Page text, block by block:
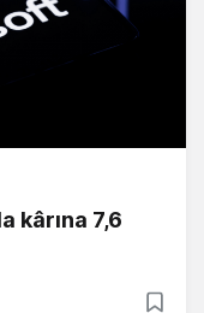
kârına 7,6